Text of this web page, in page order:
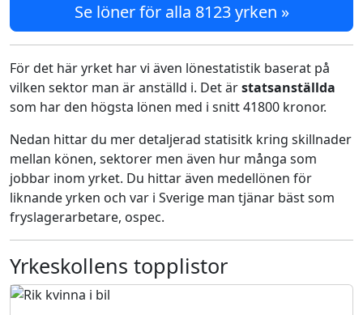
Se löner för alla 8123 yrken »
För det här yrket har vi även lönestatistik baserat på
vilken sektor man är anställd i. Det ärstatsanställda
som har den högsta lönen med i snitt 41800 kronor.
Nedan hittar du mer detaljerad statisitk kring skillnader
mellan könen, sektorer men även hur många som
jobbar inom yrket. Du hittar även medellönen för
liknande yrken och var i Sverige man tjänar bäst som
fryslagerarbetare, ospec.
Yrkeskollens topplistor